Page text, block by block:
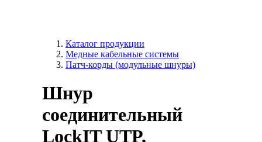
Каталог продукции
Медные кабельные системы
Патч-корды (модульные шнуры)
Шнур
соединительный
LockIT UTP,